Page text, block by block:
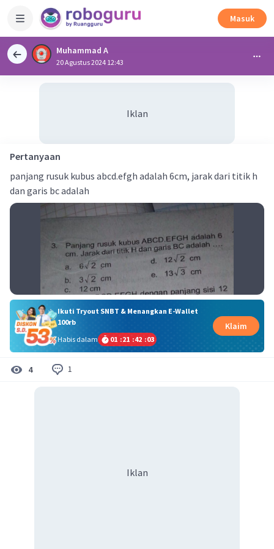
Masuk
Muhammad A
20 Agustus 2024 12:43
Iklan
Pertanyaan
panjang rusuk kubus abcd.efgh adalah 6cm, jarak dari titik h
dan garis bc adalah
Ikuti Tryout SNBT & Menangkan E-Wallet
100rb
Habis dalam
01 :21 :42 :02
Klaim
4 1
Iklan